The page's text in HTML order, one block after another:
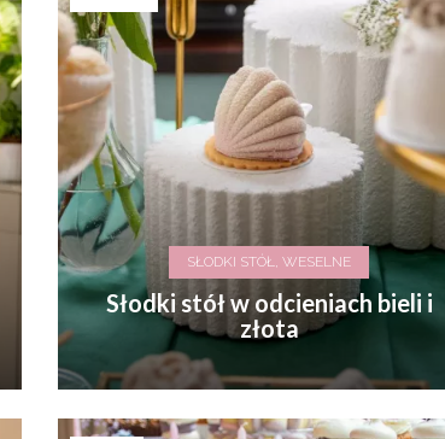
SŁODKI STÓŁ, WESELNE
Słodki stół w odcieniach bieli i
złota